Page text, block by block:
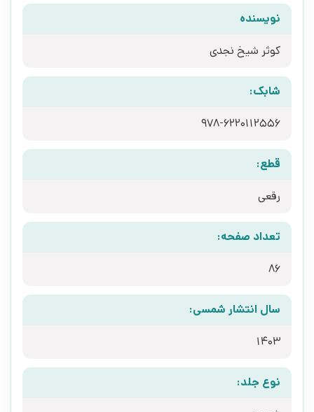
نویسنده
کوثر شیخ نجدی
شابک:
978-6220112556
قطع:
رقعی
تعداد صفحه:
86
سال انتشار شمسی:
1403
نوع جلد: